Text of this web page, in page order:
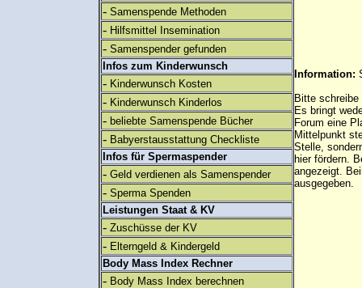
- Samenspende Methoden
- Hilfsmittel Insemination
- Samenspender gefunden
Infos zum Kinderwunsch
- Kinderwunsch Kosten
- Kinderwunsch Kinderlos
- beliebte Samenspende Bücher
- Babyerstausstattung Checkliste
Infos für Spermaspender
- Geld verdienen als Samenspender
- Sperma Spenden
Leistungen Staat & KV
- Zuschüsse der KV
- Elterngeld & Kindergeld
Body Mass Index Rechner
- Body Mass Index berechnen
Information:
Bitte
Es bringt
Forum eine
Mittelpunkt
Stelle,
hier fördern.
angezeigt.
ausgegeben.